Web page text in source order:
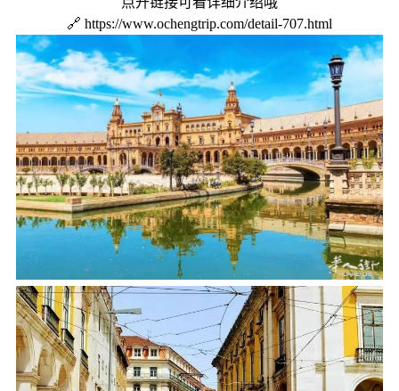
🔗 https://www.ochengtrip.com/detail-707.html